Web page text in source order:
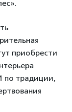
приобрести
по традиции,